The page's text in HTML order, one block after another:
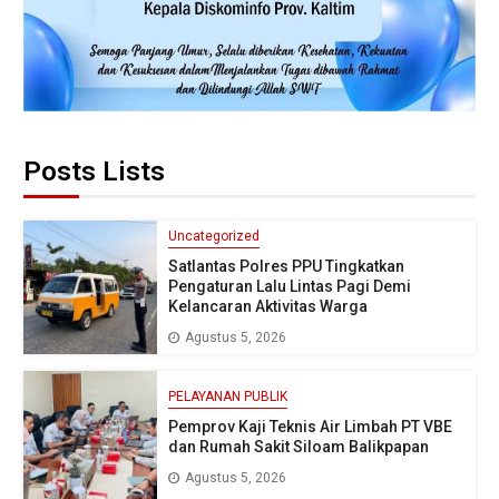
Posts Lists
Uncategorized
Satlantas Polres PPU Tingkatkan
Pengaturan Lalu Lintas Pagi Demi
Kelancaran Aktivitas Warga
Agustus 5, 2026
PELAYANAN PUBLIK
Pemprov Kaji Teknis Air Limbah PT VBE
dan Rumah Sakit Siloam Balikpapan
Agustus 5, 2026